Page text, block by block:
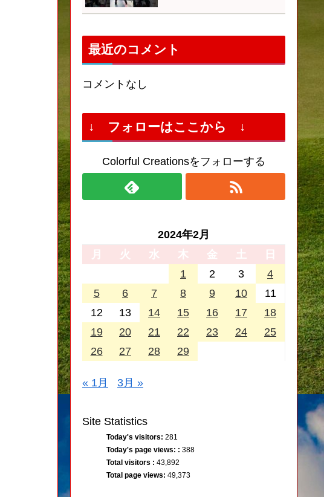
最近のコメント
コメントなし
↓ フォローはここから ↓
Colorful Creationsをフォローする
2024年2月
月
火 水 木 金 土
日
1
2 3
4
5
6 7 8 9 10
11
12
13 14 15 16 17
18
19
20 21 22 23 24
25
26
27 28 29
« 1月 3月 »
Site Statistics
Today's visitors: 281
Today's page views: : 388
Total visitors : 43,892
Total page views: 49,373